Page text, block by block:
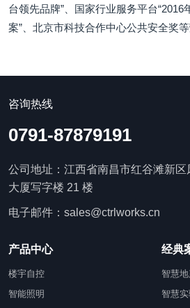
台领先品牌”、国家行业服务平台
案”、北京市科技合作中心公共安全奖等
咨询热线
0791-87879191
公司地址：江西省南昌市红谷滩新
大厦写字楼 21 楼
电子邮件：sales@ctrlworks.cn
产品中心
楼宇自控
智能照明
经典
智慧
智慧